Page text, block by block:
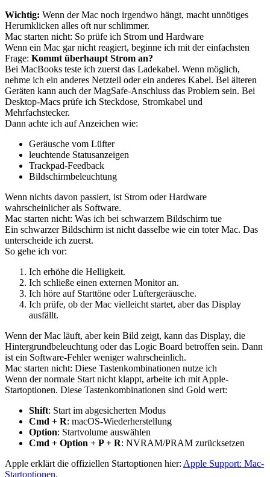
Wichtig: Wenn der Mac noch irgendwo hängt, macht unnötiges
Herumklicken alles oft nur schlimmer.
Mac starten nicht: So prüfe ich Strom und Hardware
Wenn ein Mac gar nicht reagiert, beginne ich mit der einfachsten
Frage: Kommt überhaupt Strom an?
Bei MacBooks teste ich zuerst das Ladekabel. Wenn möglich,
nehme ich ein anderes Netzteil oder ein anderes Kabel. Bei älteren
Geräten kann auch der MagSafe-Anschluss das Problem sein. Bei
Desktop-Macs prüfe ich Steckdose, Stromkabel und
Mehrfachstecker.
Dann achte ich auf Anzeichen wie:
Geräusche vom Lüfter
leuchtende Statusanzeigen
Trackpad-Feedback
Bildschirmbeleuchtung
Wenn nichts davon passiert, ist Strom oder Hardware
wahrscheinlicher als Software.
Mac starten nicht: Was ich bei schwarzem Bildschirm tue
Ein schwarzer Bildschirm ist nicht dasselbe wie ein toter Mac. Das
unterscheide ich zuerst.
So gehe ich vor:
Ich erhöhe die Helligkeit.
Ich schließe einen externen Monitor an.
Ich höre auf Starttöne oder Lüftergeräusche.
Ich prüfe, ob der Mac vielleicht startet, aber das Display
ausfällt.
Wenn der Mac läuft, aber kein Bild zeigt, kann das Display, die
Hintergrundbeleuchtung oder das Logic Board betroffen sein. Dann
ist ein Software-Fehler weniger wahrscheinlich.
Mac starten nicht: Diese Tastenkombinationen nutze ich
Wenn der normale Start nicht klappt, arbeite ich mit Apple-
Startoptionen. Diese Tastenkombinationen sind Gold wert:
Shift: Start im abgesicherten Modus
Cmd + R: macOS-Wiederherstellung
Option: Startvolume auswählen
Cmd + Option + P + R: NVRAM/PRAM zurücksetzen
Apple erklärt die offiziellen Startoptionen hier: Apple Support: Mac-
Startoptionen.